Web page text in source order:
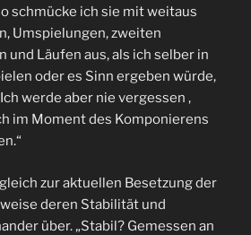
schmücke ich sie mit weitaus
Umspielungen, zweiten
und Läufen aus, als ich selber in
oder es Sinn ergeben würde,
werde aber nie vergessen ,
im Moment des Komponierens
zur aktuellen Besetzung der
deren Stabilität und
über. „Stabil? Gemessen an